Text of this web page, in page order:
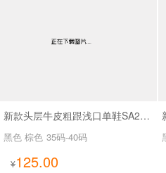
新款头层牛皮粗跟浅口单鞋SA26339
黑色 棕色 35码-40码
¥125.00